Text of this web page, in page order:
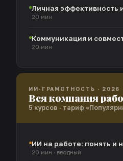
Личная эффективность
20 мин
Коммуникация и
20 мин
ИИ-ГРАМОТНОСТЬ · 2026
Вся компания
5 курсов · тариф
ИИ на работе: понять и
20 мин · вводный